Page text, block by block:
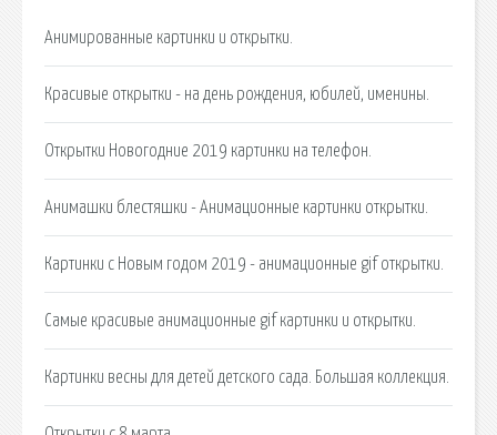
Анимированные картинки и открытки.
Красивые открытки - на день рождения, юбилей, именины.
Открытки Новогодние 2019 картинки на телефон.
Анимашки блестяшки - Анимационные картинки открытки.
Картинки с Новым годом 2019 - анимационные gif открытки.
Самые красивые анимационные gif картинки и открытки.
Картинки весны для детей детского сада. Большая коллекция.